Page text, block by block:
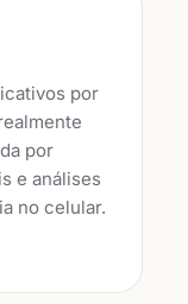
por
por
e análises
no celular.